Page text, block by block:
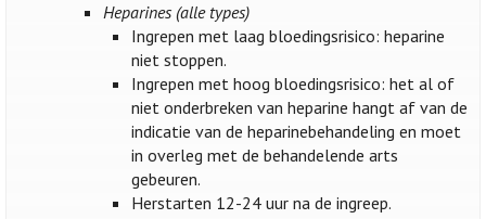
Heparines (alle types)
Ingrepen met laag bloedingsrisico: heparine
niet stoppen.
Ingrepen met hoog bloedingsrisico: het al of
niet onderbreken van heparine hangt af van de
indicatie van de heparinebehandeling en moet
in overleg met de behandelende arts
gebeuren.
Herstarten 12-24 uur na de ingreep.